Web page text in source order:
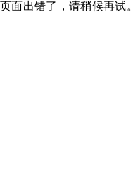
页面出错了，请稍候再试。